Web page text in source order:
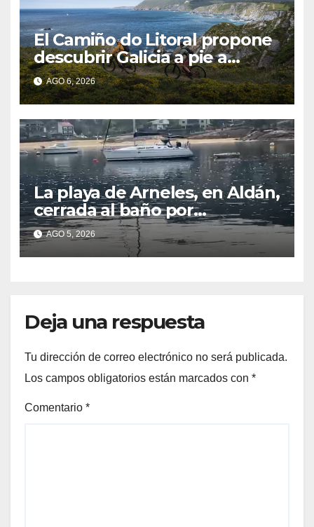
El Camiño do Litoral propone
descubrir Galicia a pie a
través de más de 1.300
kilómetros
AGO 6, 2026
La playa de Arneles, en Aldán,
cerrada al baño por
contaminación del agua tras
detectarse restos fecales
AGO 5, 2026
Deja una respuesta
Tu dirección de correo electrónico no será publicada.
Los campos obligatorios están marcados con *
Comentario *